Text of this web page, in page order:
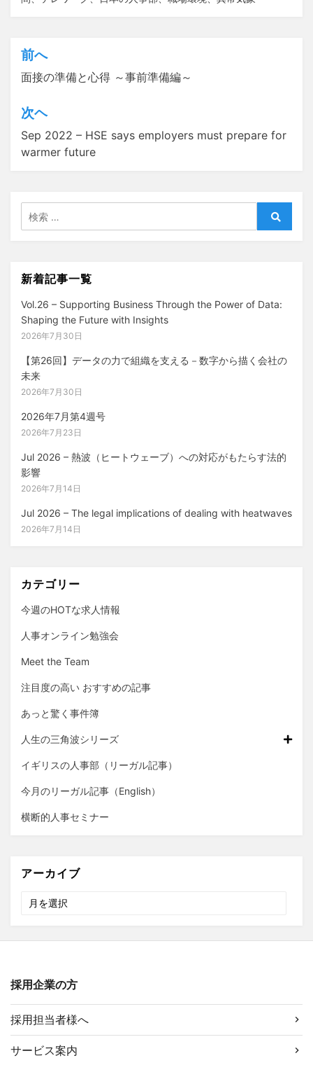
投
稿
ナ
ビ
ゲ
シ
ョ
前へ
面接の準備と心得 ～事前準備編～
次ヘ
Sep 2022 – HSE says employers must prepare for
warmer future
索:
検
新着記事一覧
Vol.26 – Supporting Business Through the Power of Data:
Shaping the Future with Insights
2026年7月30日
【第26回】データの力で組織を支える－数字から描く会社の
未来
2026年7月30日
2026年7月第4週号
2026年7月23日
Jul 2026 – 熱波（ヒートウェーブ）への対応がもたらす法的
影響
2026年7月14日
Jul 2026 – The legal implications of dealing with heatwaves
2026年7月14日
カテゴリー
今週のHOTな求人情報
人事オンライン勉強会
Meet the Team
注目度の高い おすすめの記事
あっと驚く事件簿
人生の三角波シリーズ
イギリスの人事部（リーガル記事）
今月のリーガル記事（English）
横断的人事セミナー
アーカイブ
イ
採用企業の方
採用担当者様へ
サービス案内